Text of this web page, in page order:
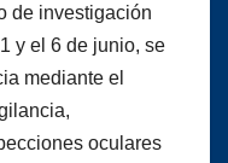
de investigación
y el 6 de junio, se
mediante el
oculares